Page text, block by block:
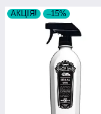
АКЦІЯ! –15%